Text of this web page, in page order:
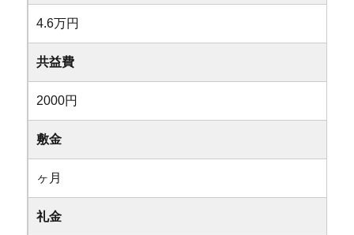
4.6万円
共益費
2000円
敷金
ヶ月
礼金